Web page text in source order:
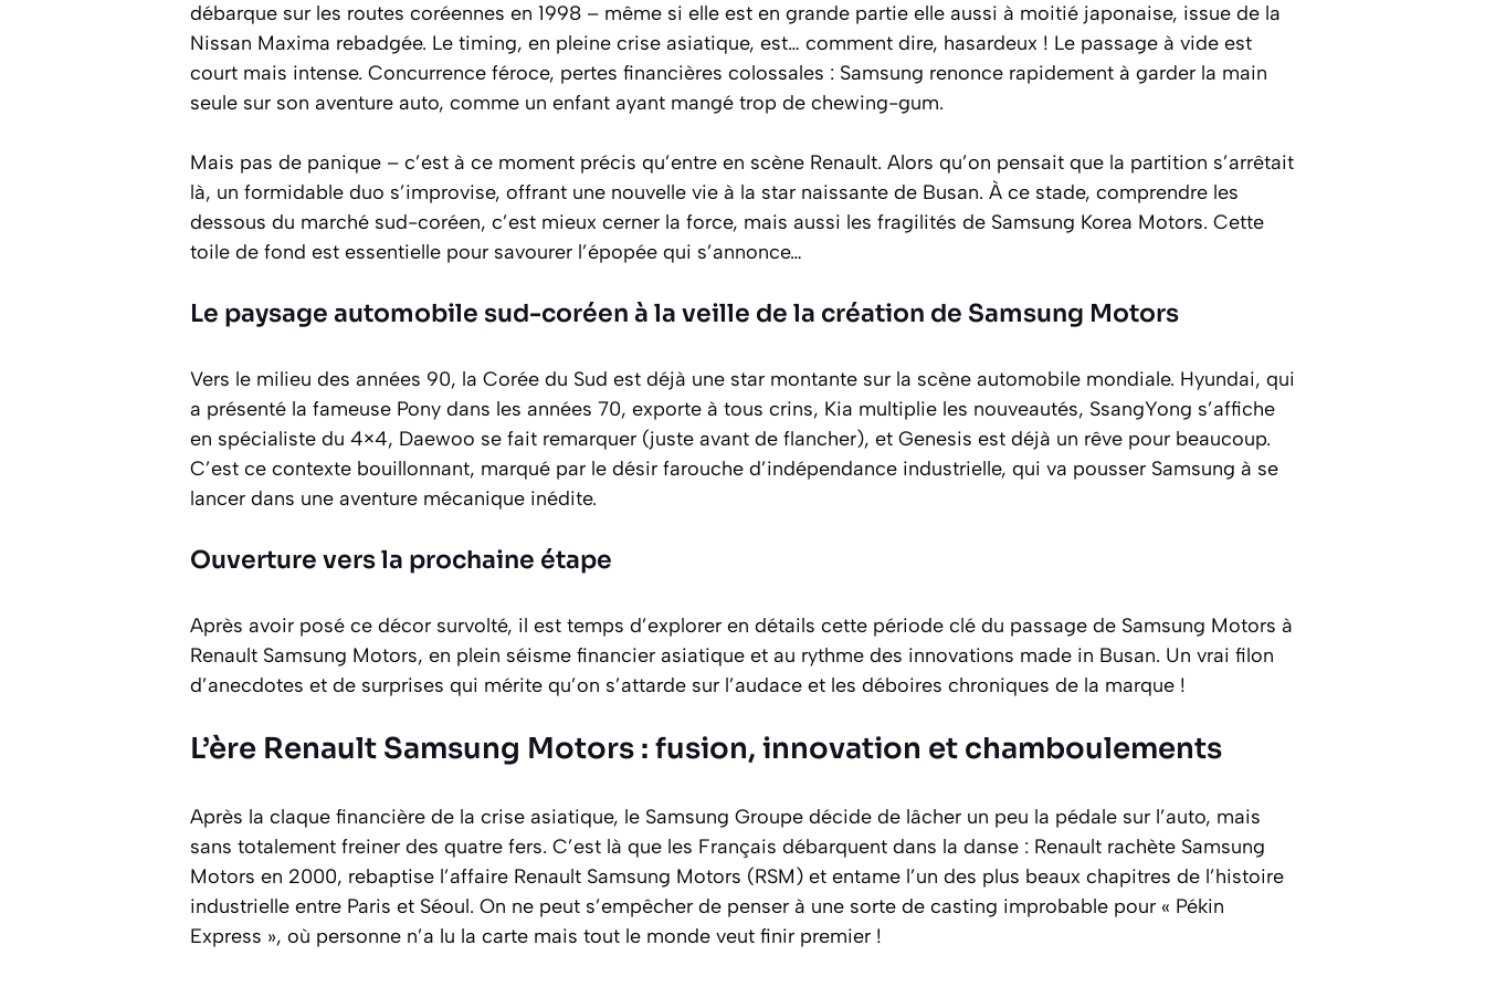
débarque sur les routes coréennes en 1998 – même si elle est en grande partie elle aussi à moitié japonaise, issue de la
Nissan Maxima rebadgée. Le timing, en pleine crise asiatique, est… comment dire, hasardeux ! Le passage à vide est
court mais intense. Concurrence féroce, pertes financières colossales : Samsung renonce rapidement à garder la main
seule sur son aventure auto, comme un enfant ayant mangé trop de chewing-gum.
Mais pas de panique – c’est à ce moment précis qu’entre en scène Renault. Alors qu’on pensait que la partition s’arrêtait
là, un formidable duo s’improvise, offrant une nouvelle vie à la star naissante de Busan. À ce stade, comprendre les
dessous du marché sud-coréen, c’est mieux cerner la force, mais aussi les fragilités de Samsung Korea Motors. Cette
toile de fond est essentielle pour savourer l’épopée qui s’annonce…
Le paysage automobile sud-coréen à la veille de la création de Samsung Motors
Vers le milieu des années 90, la Corée du Sud est déjà une star montante sur la scène automobile mondiale. Hyundai, qui
a présenté la fameuse Pony dans les années 70, exporte à tous crins, Kia multiplie les nouveautés, SsangYong s’affiche
en spécialiste du 4×4, Daewoo se fait remarquer (juste avant de flancher), et Genesis est déjà un rêve pour beaucoup.
C’est ce contexte bouillonnant, marqué par le désir farouche d’indépendance industrielle, qui va pousser Samsung à se
lancer dans une aventure mécanique inédite.
Ouverture vers la prochaine étape
Après avoir posé ce décor survolté, il est temps d’explorer en détails cette période clé du passage de Samsung Motors à
Renault Samsung Motors, en plein séisme financier asiatique et au rythme des innovations made in Busan. Un vrai filon
d’anecdotes et de surprises qui mérite qu’on s’attarde sur l’audace et les déboires chroniques de la marque !
L’ère Renault Samsung Motors : fusion, innovation et chamboulements
Après la claque financière de la crise asiatique, le Samsung Groupe décide de lâcher un peu la pédale sur l’auto, mais
sans totalement freiner des quatre fers. C’est là que les Français débarquent dans la danse : Renault rachète Samsung
Motors en 2000, rebaptise l’affaire Renault Samsung Motors (RSM) et entame l’un des plus beaux chapitres de l’histoire
industrielle entre Paris et Séoul. On ne peut s’empêcher de penser à une sorte de casting improbable pour « Pékin
Express », où personne n’a lu la carte mais tout le monde veut finir premier !